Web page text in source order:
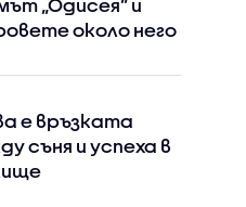
„Одисея” и
около него
е връзката
съня и успеха в